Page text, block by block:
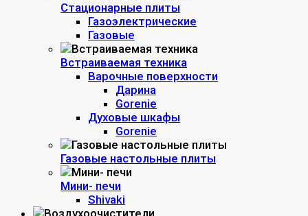
Стационарные плиты
Газоэлектрические
Газовые
Встраиваемая техника
Варочные поверхности
Дарина
Gorenie
Духовые шкафы
Gorenie
Газовые настольные плиты
Мини- печи
Shivaki